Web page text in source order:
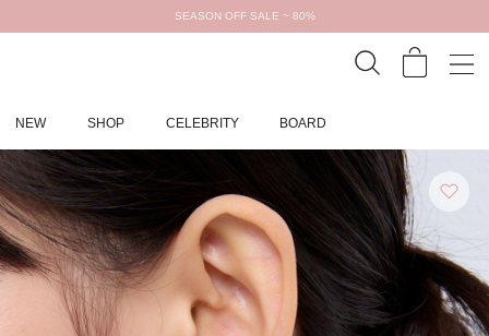
SEASON OFF SALE ~ 80%
NEW SHOP CELEBRITY BOARD